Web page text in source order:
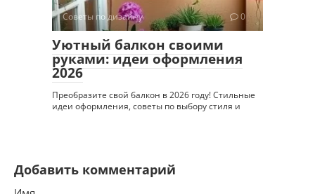
Советы по дизайну 0
Уютный балкон своими
руками: идеи оформления
2026
Преобразите свой балкон в 2026 году! Стильные
идеи оформления, советы по выбору стиля и
Добавить комментарий